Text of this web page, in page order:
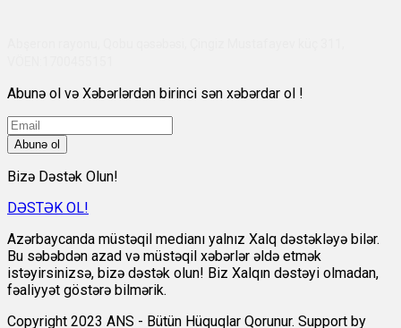
Abunə ol və Xəbərlərdən birinci sən xəbərdar ol !
Abunə ol
Bizə Dəstək Olun!
DƏSTƏK OL!
Azərbaycanda müstəqil medianı yalnız Xalq dəstəkləyə bilər.
Bu səbəbdən azad və müstəqil xəbərlər əldə etmək
istəyirsinizsə, bizə dəstək olun! Biz Xalqın dəstəyi olmadan,
fəaliyyət göstərə bilmərik.
Copyright 2023 ANS - Bütün Hüquqlar Qorunur. Support by